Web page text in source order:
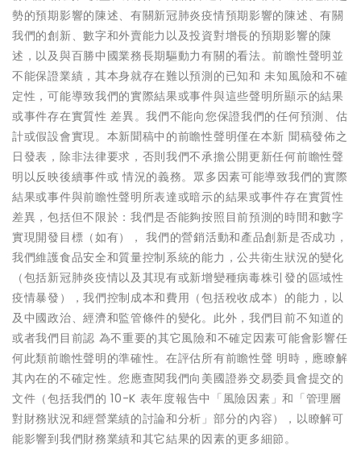
勢的預期影響的陳述、有關新冠肺炎疫情預期影響的陳述、有關
我們的創新、數字和外賣能力以及投資對增長的預期影響的陳
述，以及與百勝中國業務長期驅動力有關的看法。前瞻性聲明並
不能保證業績，其本身就存在難以預測的已知和 未知風險和不確
定性，可能導致我們的實際結果或事件與這些聲明所顯示的結果
或事件存在實質性 差異。我們不能向您保證我們的任何預測、估
計或假設會實現。本新聞稿中的前瞻性聲明僅在本新 聞稿發佈之
日發表，除非法律要求，否則我們不承擔公開更新任何前瞻性聲
明以反映後續事件或 情況的義務。眾多因素可能導致我們的實際
結果或事件與前瞻性聲明所表達或暗示的結果或事件存在實質性
差異，包括但不限於：我們是否能夠按照目前預測的時間和數字
實現開發目標（如有）， 我們的營銷活動和產品創新是否成功，
我們維護食品安全和質量控制系統的能力，公共衛生狀況的變化
（包括新冠肺炎疫情以及其現有或新增變種病毒株引發的區域性
疫情暴發），我們控制成本和費用（包括稅收成本）的能力，以
及中國政治、經濟和監管條件的變化。此外，我們目前不知道的
或者我們目前認 為不重要的其它風險和不確定因素可能會影響任
何此類前瞻性聲明的準確性。在評估所有前瞻性聲 明時，應瞭解
其內在的不確定性。您應查閱我們向美國證券交易委員會提交的
文件（包括我們的 10-K 表年度報告中「風險因素」和「管理層
對財務狀況和經營業績的討論和分析」部分的內容），以瞭解可
能影響到我們財務業績和其它結果的因素的更多細節。